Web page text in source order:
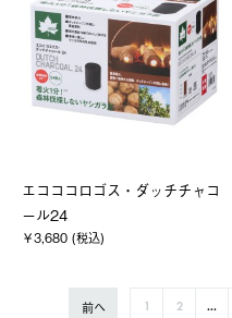
エコココロゴス・ダッチチャコ
ール24
￥3,680 (税込)
前へ 1 2 ...